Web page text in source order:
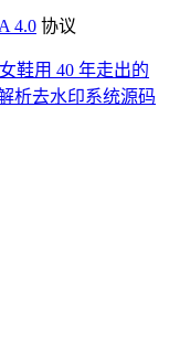
4.0 协议
鞋用 40 年走出的
析去水印系统源码